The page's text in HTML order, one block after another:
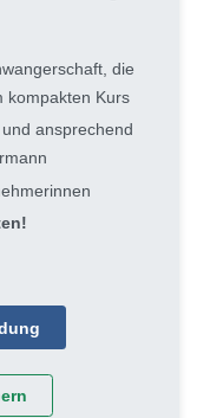
die
kompakten Kurs
ansprechend